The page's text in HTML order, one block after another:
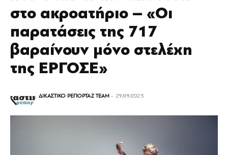
στο ακροατήριο – «Οι
παρατάσεις της 717
βαραίνουν μόνο στελέχη
της ΕΡΓΟΣΕ»
ΔΙΚΑΣΤΙΚΟ ΡΕΠΟΡΤΑΖ TEAM - 29/09/2025